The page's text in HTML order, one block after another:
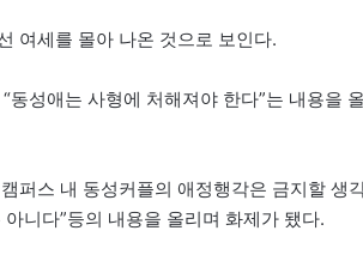
여세를 몰아 나온 것으로 보인다.
성애는 사형에 처해져야 한다”는 내용을
퍼스 내 동성커플의 애정행각은 금지할 생
니다”등의 내용을 올리며 화제가 됐다.